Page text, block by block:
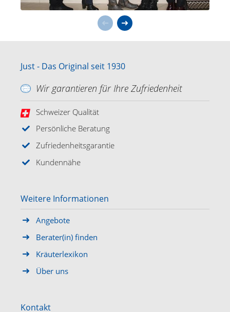
Just - Das Original seit 1930
Wir garantieren für Ihre Zufriedenheit
Schweizer Qualität
Persönliche Beratung
Zufriedenheitsgarantie
Kundennähe
Weitere Informationen
Angebote
Berater(in) finden
Kräuterlexikon
Über uns
Kontakt